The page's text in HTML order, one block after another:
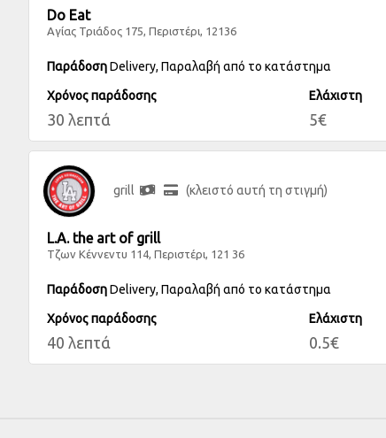
Do Eat
Αγίας Τριάδος 175, Περιστέρι, 12136
ΠαράδοσηDelivery, Παραλαβή από το κατάστημα
Χρόνος παράδοσης
30 λεπτά
Ελάχιστη
5€
grill (κλειστό αυτή τη στιγμή)
L.A. the art of grill
Τζων Κέννεντυ 114, Περιστέρι, 121 36
ΠαράδοσηDelivery, Παραλαβή από το κατάστημα
Χρόνος παράδοσης
40 λεπτά
Ελάχιστη
0.5€